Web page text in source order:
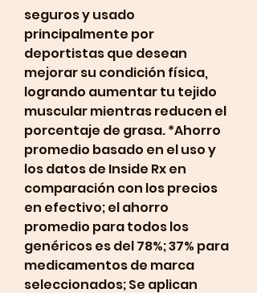
seguros y usado
principalmente por
deportistas que desean
mejorar su condición física,
logrando aumentar tu tejido
muscular mientras reducen el
porcentaje de grasa. *Ahorro
promedio basado en el uso y
los datos de Inside Rx en
comparación con los precios
en efectivo; el ahorro
promedio para todos los
genéricos es del 78%; 37% para
medicamentos de marca
seleccionados; Se aplican